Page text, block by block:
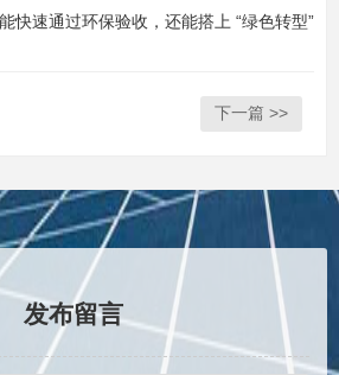
快速通过环保验收，还能搭上 “绿色转型”
下一篇 >>
发布留言